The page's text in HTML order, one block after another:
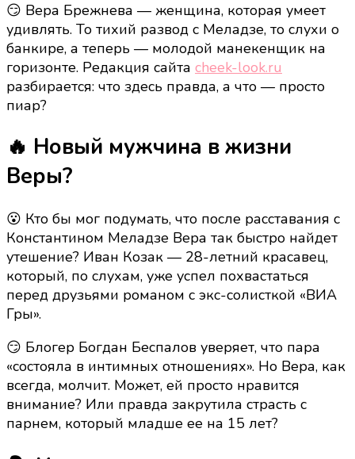
Брежнева
и
Иван
Козак:
новый
просто
😏 Вера Брежнева — женщина, которая умеет
удивлять. То тихий развод с Меладзе, то слухи о
банкире, а теперь — молодой манекенщик на
горизонте. Редакция сайта cheek-look.ru
разбирается: что здесь правда, а что — просто
пиар?
🔥 Новый мужчина в жизни
Веры?
😮 Кто бы мог подумать, что после расставания с
Константином Меладзе Вера так быстро найдет
утешение? Иван Козак — 28-летний красавец,
который, по слухам, уже успел похвастаться
перед друзьями романом с экс-солисткой «ВИА
Гры».
😏 Блогер Богдан Беспалов уверяет, что пара
«состояла в интимных отношениях». Но Вера, как
всегда, молчит. Может, ей просто нравится
внимание? Или правда закрутила страсть с
парнем, который младше ее на 15 лет?